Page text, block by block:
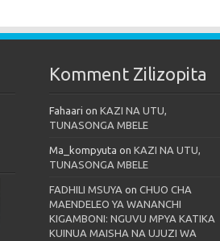
Komment Zilizopita
Fahaari on KAZI NA UTU,
TUNASONGA MBELE
Ma_kompyuta on KAZI NA UTU,
TUNASONGA MBELE
FADHILI MSUYA on CHUO CHA
MAENDELEO YA WANANCHI
KIGAMBONI: NGUVU MPYA KATIKA
KUINUA MAISHA NA UJUZI WA